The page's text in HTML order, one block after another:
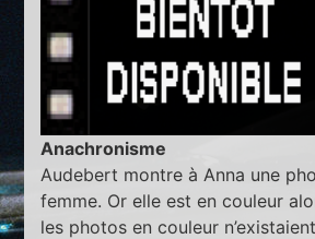
Anachronisme
Audebert montre à Anna une
femme. Or elle est en couleur
les photos en couleur